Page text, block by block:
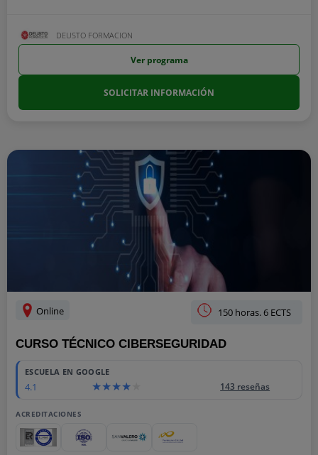
DEUSTO FORMACION
Ver programa
SOLICITAR INFORMACIÓN
Online 150 horas. 6 ECTS
CURSO TÉCNICO CIBERSEGURIDAD
ESCUELA EN GOOGLE
4.1 143 reseñas
ACREDITACIONES